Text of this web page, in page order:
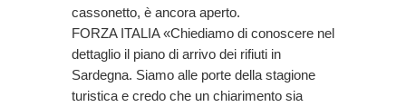
cassonetto, è ancora aperto.
FORZA ITALIA «Chiediamo di conoscere nel
dettaglio il piano di arrivo dei rifiuti in
Sardegna. Siamo alle porte della stagione
turistica e credo che un chiarimento sia